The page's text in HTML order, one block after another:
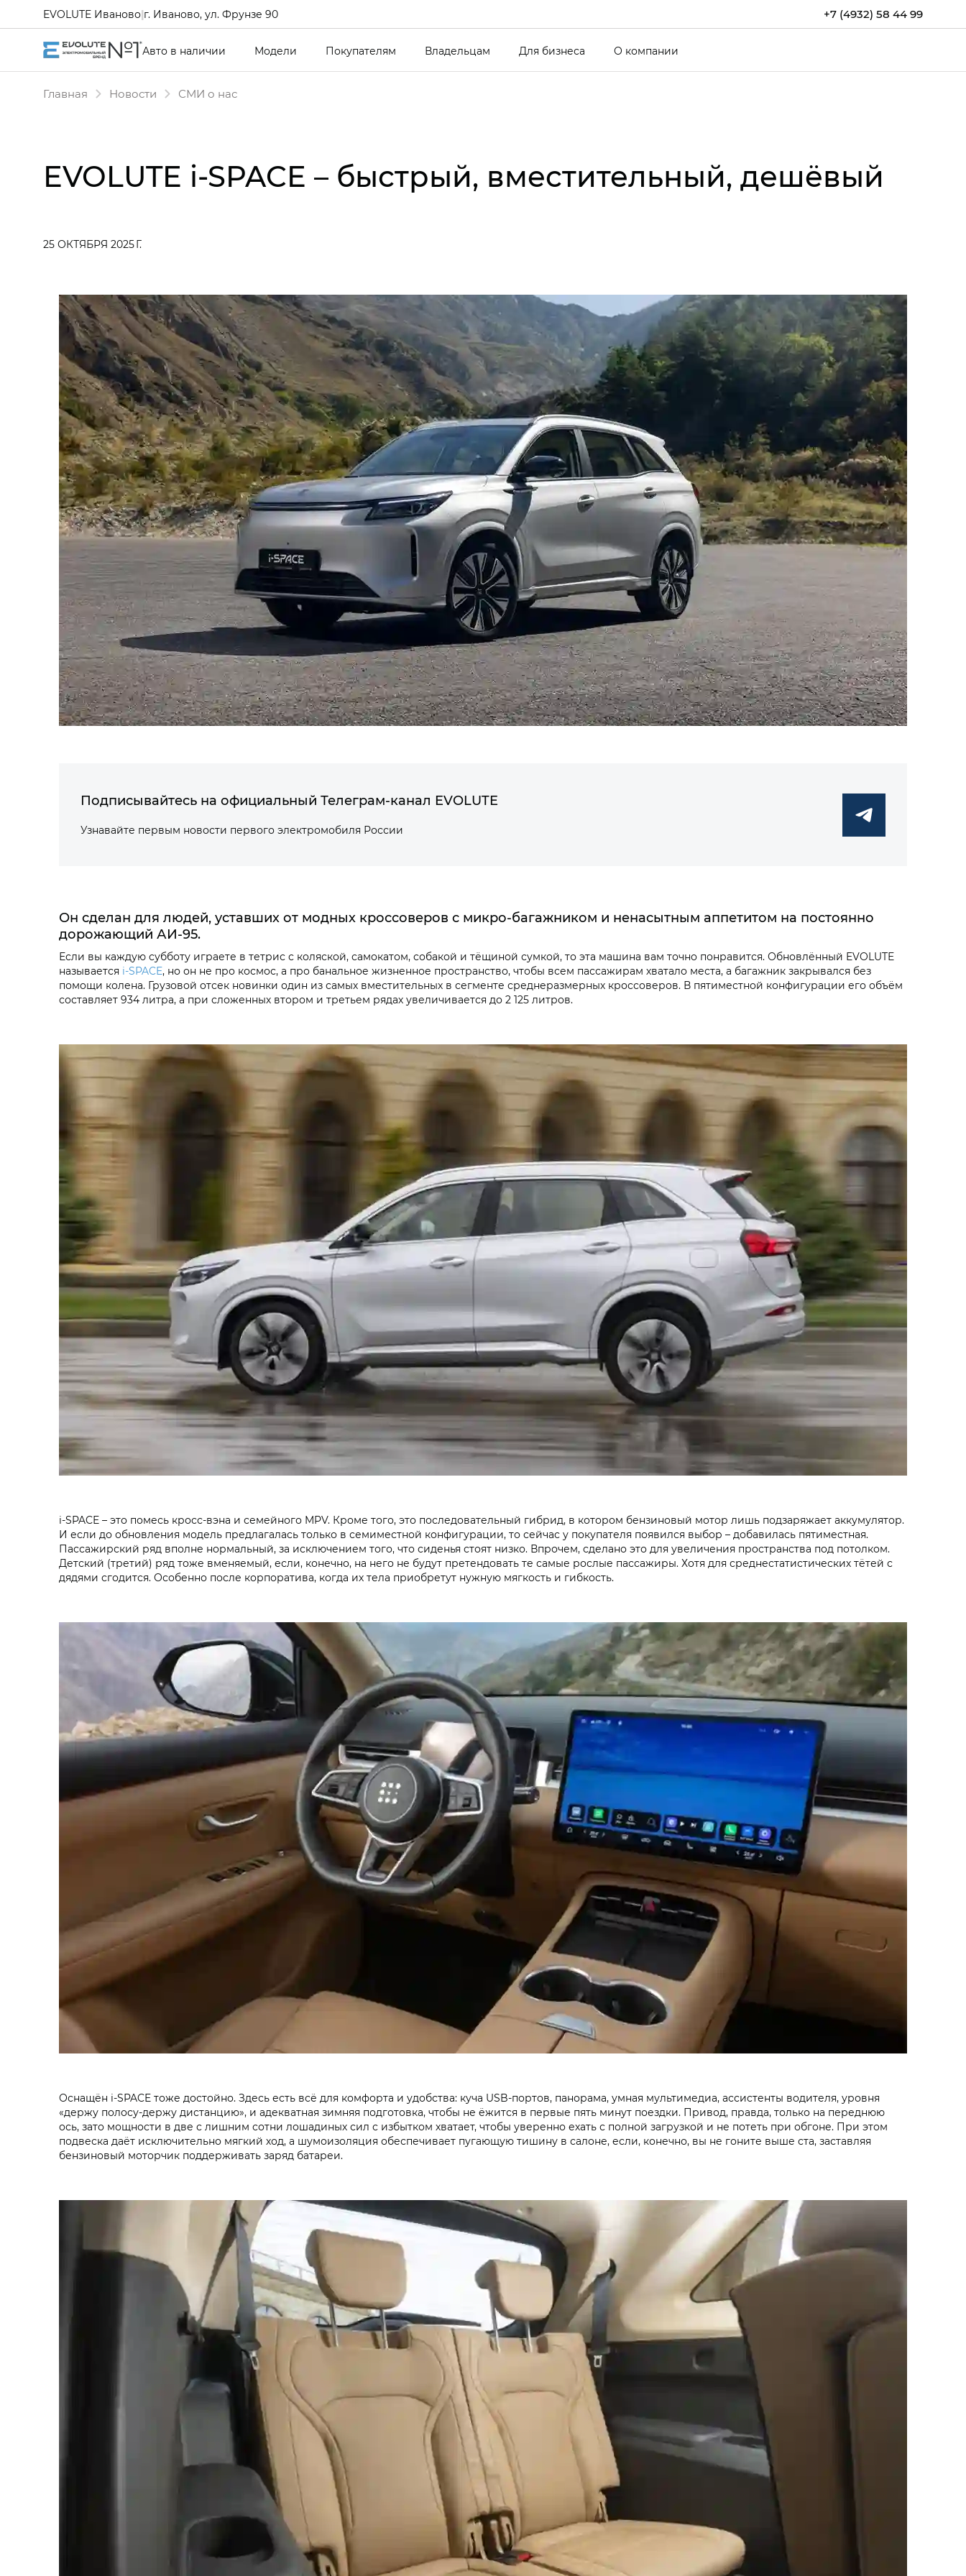
+7 (4932) 58 44 99
EVOLUTE Иваново|г. Иваново, ул. Фрунзе 90
Авто в наличии Модели Покупателям Владельцам Для бизнеса О компании
Главная Новости СМИ о нас
EVOLUTE i‑SPACE – быстрый, вместительный, дешёвый
25 ОКТЯБРЯ 2025 Г.
Подписывайтесь на официальный Телеграм-канал EVOLUTE
Узнавайте первым новости первого электромобиля России
Он сделан для людей, уставших от модных кроссоверов с микро-багажником и ненасытным аппетитом на постоянно
дорожающий АИ‑95.
Если вы каждую субботу играете в тетрис с коляской, самокатом, собакой и тёщиной сумкой, то эта машина вам точно понравится. Обновлённый EVOLUTE
называется i‑SPACE, но он не про космос, а про банальное жизненное пространство, чтобы всем пассажирам хватало места, а багажник закрывался без
помощи колена. Грузовой отсек новинки один из самых вместительных в сегменте среднеразмерных кроссоверов. В пятиместной конфигурации его объём
составляет 934 литра, а при сложенных втором и третьем рядах увеличивается до 2 125 литров.
i‑SPACE – это помесь кросс-вэна и семейного MPV. Кроме того, это последовательный гибрид, в котором бензиновый мотор лишь подзаряжает аккумулятор.
И если до обновления модель предлагалась только в семиместной конфигурации, то сейчас у покупателя появился выбор – добавилась пятиместная.
Пассажирский ряд вполне нормальный, за исключением того, что сиденья стоят низко. Впрочем, сделано это для увеличения пространства под потолком.
Детский (третий) ряд тоже вменяемый, если, конечно, на него не будут претендовать те самые рослые пассажиры. Хотя для среднестатистических тётей с
дядями сгодится. Особенно после корпоратива, когда их тела приобретут нужную мягкость и гибкость.
Оснащён i‑SPACE тоже достойно. Здесь есть всё для комфорта и удобства: куча USB‑портов, панорама, умная мультимедиа, ассистенты водителя, уровня
«держу полосу-держу дистанцию», и адекватная зимняя подготовка, чтобы не ёжится в первые пять минут поездки. Привод, правда, только на переднюю
ось, зато мощности в две с лишним сотни лошадиных сил с избытком хватает, чтобы уверенно ехать с полной загрузкой и не потеть при обгоне. При этом
подвеска даёт исключительно мягкий ход, а шумоизоляция обеспечивает пугающую тишину в салоне, если, конечно, вы не гоните выше ста, заставляя
бензиновый моторчик поддерживать заряд батареи.